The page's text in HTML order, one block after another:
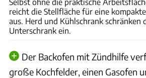
reicht die Stellfläche für eine
aus. Herd und Kühlschrank schränken
Unterschrank ein.
Der Backofen mit Zündhilfe
große Kochfelder, einen Gasofen